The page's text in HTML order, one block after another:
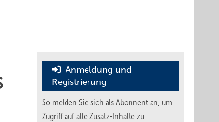
Anmeldung und
Registrierung
So melden Sie sich als Abonnent an, um
Zugriff auf alle Zusatz-Inhalte zu